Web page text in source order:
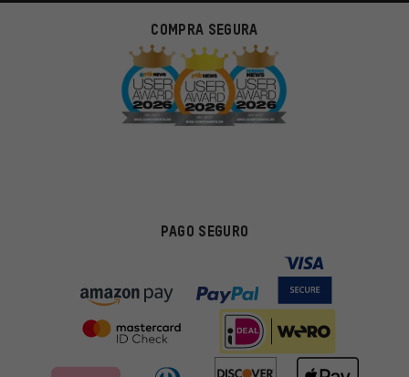
COMPRA SEGURA
PAGO SEGURO